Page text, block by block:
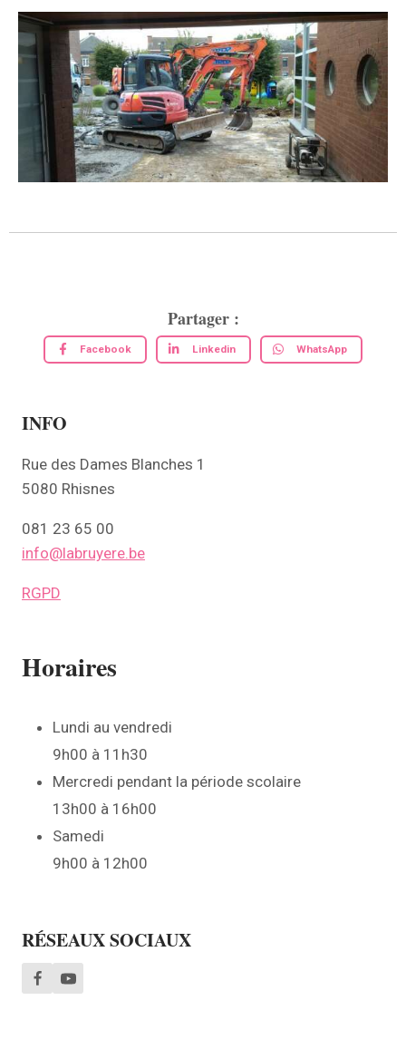
Partager :
Facebook Linkedin WhatsApp
INFO
Rue des Dames Blanches 1
5080 Rhisnes
081 23 65 00
info@labruyere.be
RGPD
Horaires
Lundi au vendredi
9h00 à 11h30
Mercredi pendant la période scolaire
13h00 à 16h00
Samedi
9h00 à 12h00
RÉSEAUX SOCIAUX